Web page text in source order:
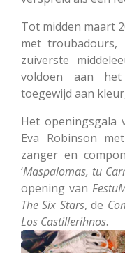
Tot midden maart
met troubadours,
zuiverste
voldoen aan
toegewijd aan
Het openingsgala
Eva Robinson
zanger en
‘Maspalomas, tu
opening van
The Six Stars, de
Los Castillerihnos.